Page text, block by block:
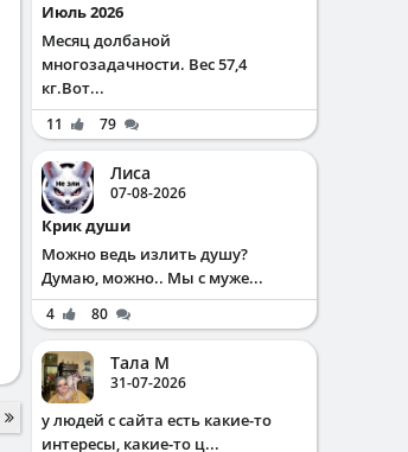
Июль 2026
Месяц долбаной
многозадачности. Вес 57,4
кг.Вот...
11 79
Лиса
07-08-2026
Крик души
Можно ведь излить душу?
Думаю, можно.. Мы с муже...
4 80
Тала М
31-07-2026
у людей с сайта есть какие-то
интересы, какие-то ц...